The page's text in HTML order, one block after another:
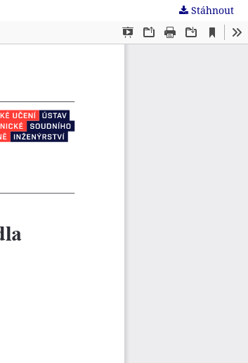
Stáhnout